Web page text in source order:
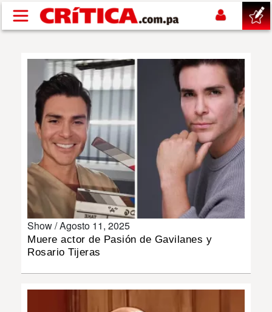
Pasar al contenido principal
SUCESOS
NACIONAL
POLÍTICA
SHOW
DEPORTES
Show /Agosto 11, 2025
Muere actor de Pasión de Gavilanes y
Rosario Tijeras